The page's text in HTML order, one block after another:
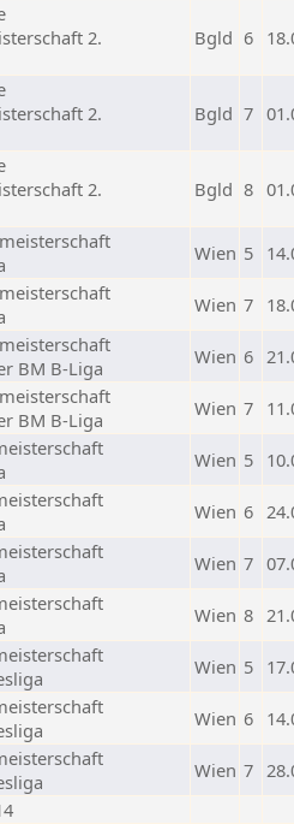
2.
Bgld 6
2.
Bgld 7
2.
Bgld 8
Wien 5
Wien 7
BM B-Liga
Wien 6
BM B-Liga
Wien 7
Wien 5
Wien 6
Wien 7
Wien 8
Wien 5
Wien 6
Wien 7